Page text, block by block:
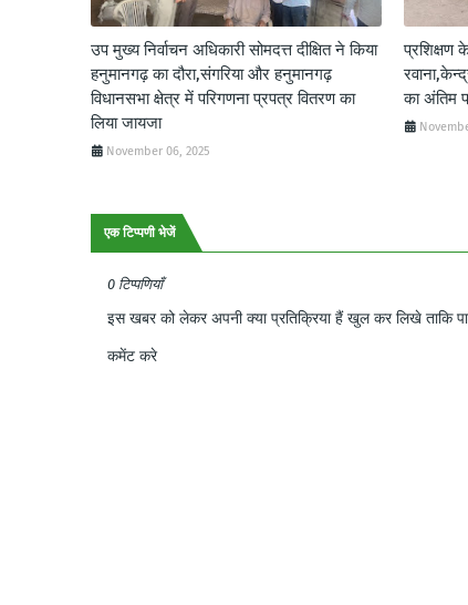
उप मुख्य निर्वाचन अधिकारी सोमदत्त दीक्षित ने किया
हनुमानगढ़ का दौरा,संगरिया और हनुमानगढ़
विधानसभा क्षेत्र में परिगणना प्रपत्र वितरण का
लिया जायजा
November 06, 2025
प्रशिक्षण
का अंतिम
एक टिप्पणी भेजें
0 टिप्पणियाँ
इस खबर को लेकर अपनी क्या प्रतिक्रिया हैं खुल कर लिखे ताकि
कमेंट करे